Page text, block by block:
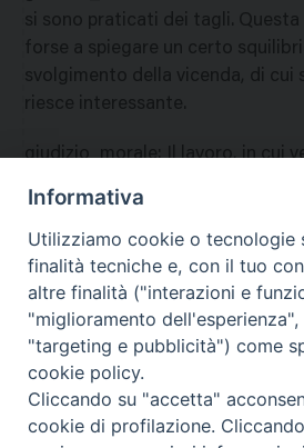
si sono praticati dei tagli.
forse a spiegare un certo
svolgimento della vicenda, di cui
riesce interessante.
giudizio_morale:Il lavoro, in cui
complesso positivo, se ne
visione in pubblica sala. T
nazione:Stati Uniti
Informativa
Utilizziamo cookie o tecnologie
finalità tecniche e, con il tuo
altre finalità ("interazioni e
"miglioramento
"targeting e pubblicità") come
cookie policy.
Cliccando su "accetta"
cookie di profilazione.